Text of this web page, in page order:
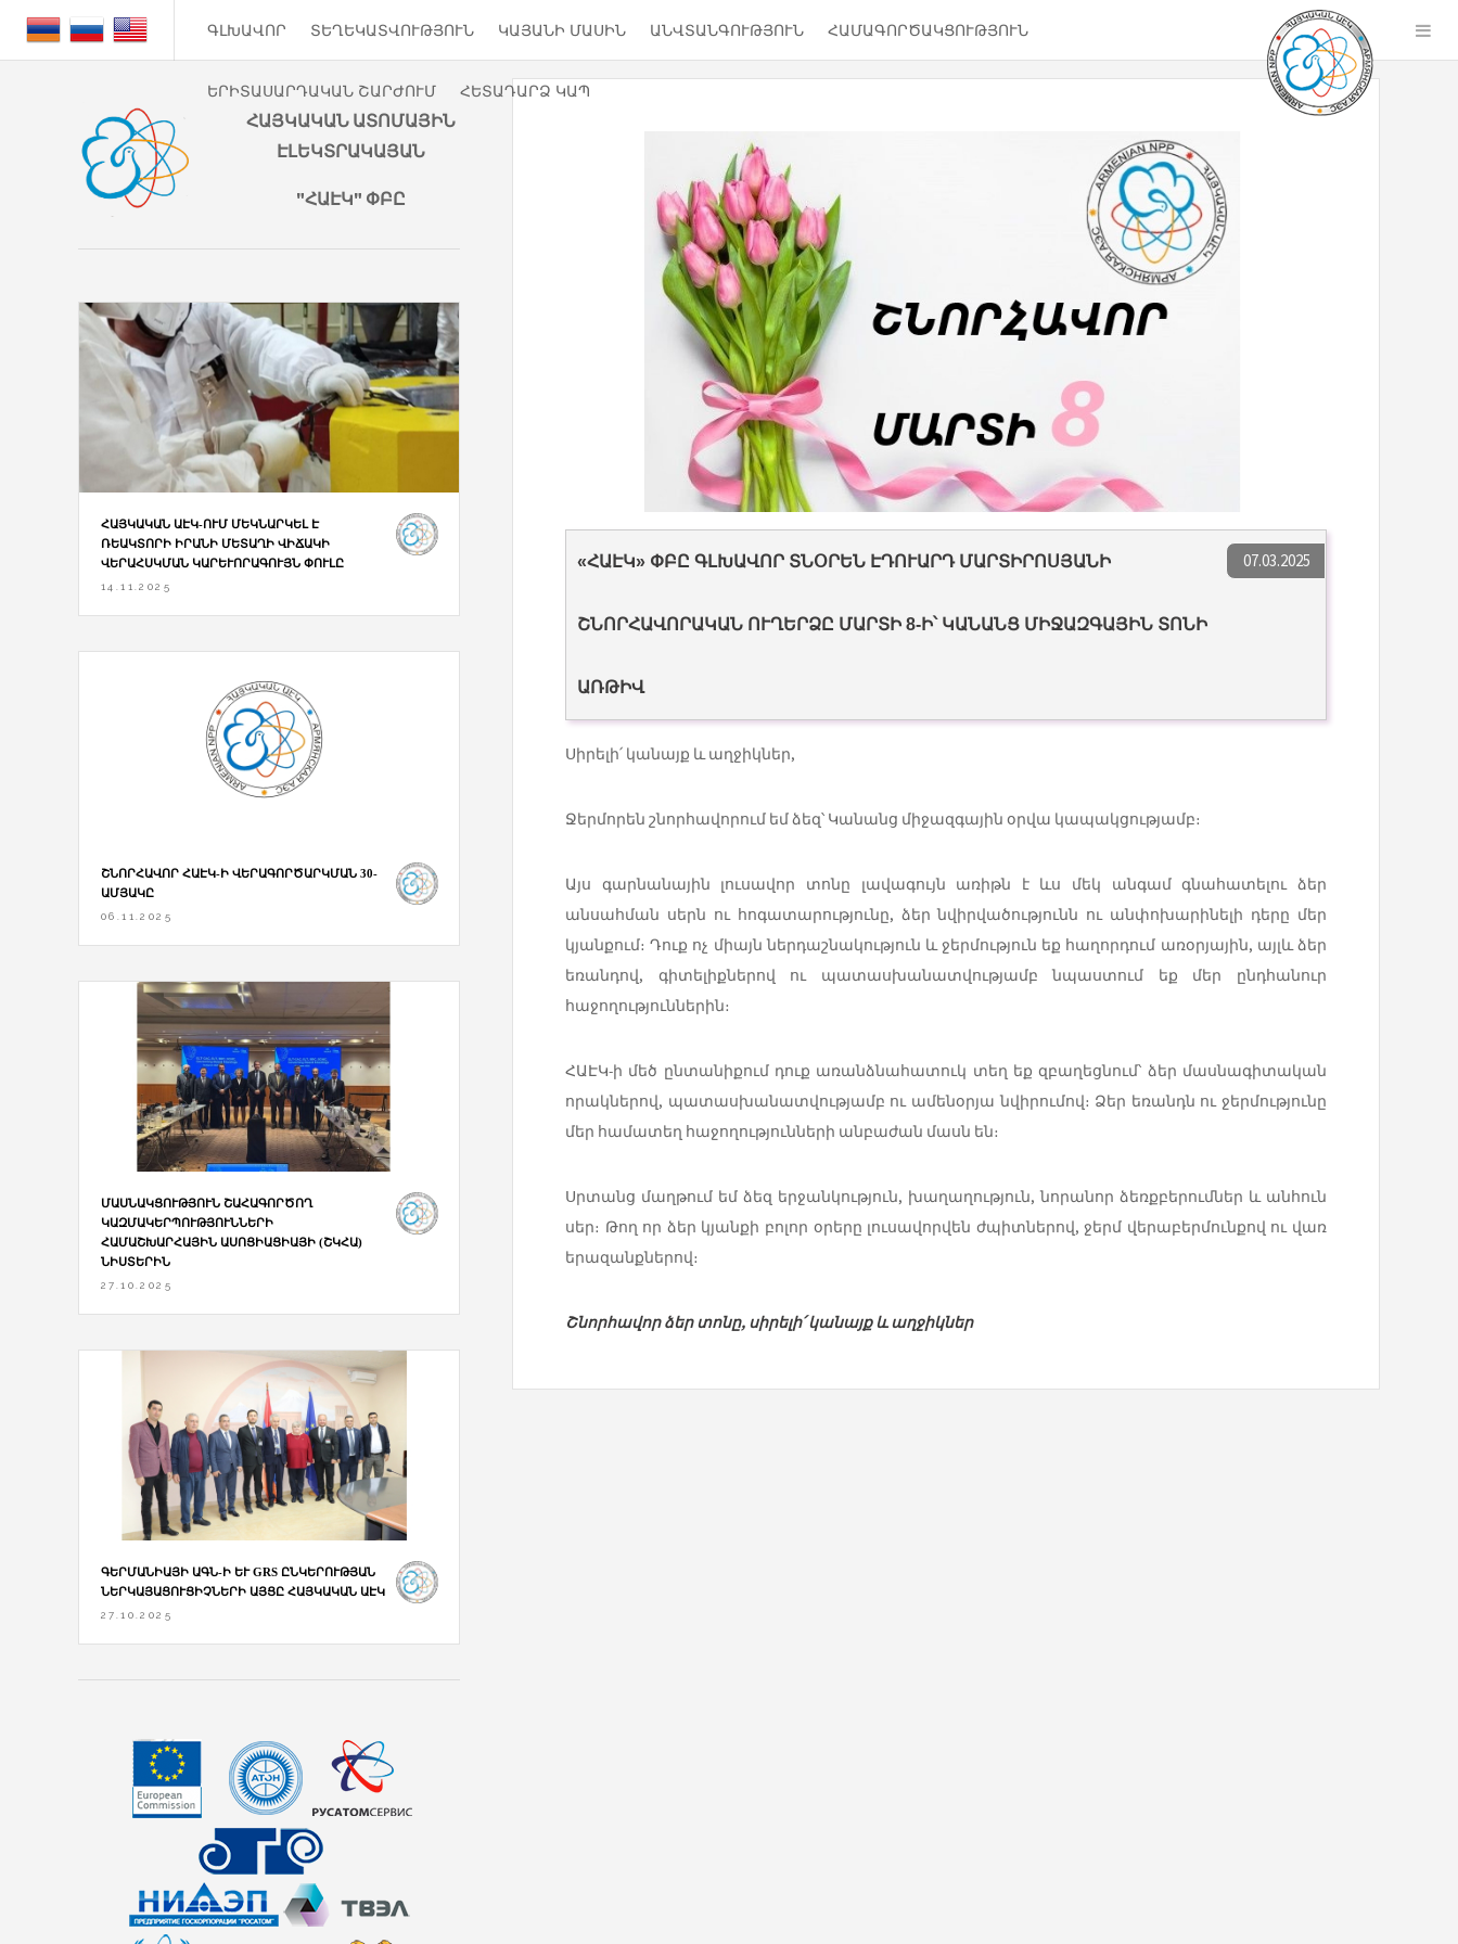
ԳԼԽԱՎՈՐ ՏԵՂԵԿԱՏՎՈՒԹՅՈՒՆ ԿԱՅԱՆԻ ՄԱՍԻՆ ԱՆՎՏԱՆԳՈՒԹՅՈՒՆ ՀԱՄԱԳՈՐԾԱԿՑՈՒԹՅՈՒՆ
ԵՐԻՏԱՍԱՐԴԱԿԱՆ ՇԱՐԺՈՒՄ ՀԵՏԱԴԱՐՁ ԿԱՊ
07.03.2025
«ՀԱԷԿ» ՓԲԸ ԳԼԽԱՎՈՐ ՏՆՕՐԵՆ ԷԴՈՒԱՐԴ ՄԱՐՏԻՐՈՍՅԱՆԻ
ՇՆՈՐՀԱՎՈՐԱԿԱՆ ՈՒՂԵՐՁԸ ՄԱՐՏԻ 8-Ի՝ ԿԱՆԱՆՑ ՄԻՋԱԶԳԱՅԻՆ ՏՈՆԻ
ԱՌԹԻՎ
Սիրելի՛ կանայք և աղջիկներ,
Ջերմորեն շնորհավորում եմ ձեզ՝ Կանանց միջազգային օրվա կապակցությամբ։
Այս գարնանային լուսավոր տոնը լավագույն առիթն է ևս մեկ անգամ գնահատելու ձեր
անսահման սերն ու հոգատարությունը, ձեր նվիրվածությունն ու անփոխարինելի դերը մեր
կյանքում։ Դուք ոչ միայն ներդաշնակություն և ջերմություն եք հաղորդում առօրյային, այլև ձեր
եռանդով, գիտելիքներով ու պատասխանատվությամբ նպաստում եք մեր ընդհանուր
հաջողություններին։
ՀԱԷԿ-ի մեծ ընտանիքում դուք առանձնահատուկ տեղ եք զբաղեցնում՝ ձեր մասնագիտական
որակներով, պատասխանատվությամբ ու ամենօրյա նվիրումով։ Ձեր եռանդն ու ջերմությունը
մեր համատեղ հաջողությունների անբաժան մասն են։
Սրտանց մաղթում եմ ձեզ երջանկություն, խաղաղություն, նորանոր ձեռքբերումներ և անհուն
սեր։ Թող որ ձեր կյանքի բոլոր օրերը լուսավորվեն ժպիտներով, ջերմ վերաբերմունքով ու վառ
երազանքներով։
Շնորհավոր ձեր տոնը, սիրելի՛կանայք և աղջիկներ
ՀԱՅԿԱԿԱՆ ԱՏՈՄԱՅԻՆ
ԷԼԵԿՏՐԱԿԱՅԱՆ
"ՀԱԷԿ" ՓԲԸ
ՀԱՅԿԱԿԱՆ ԱԷԿ-ՈՒՄ ՄԵԿՆԱՐԿԵԼ Է
ՌԵԱԿՏՈՐԻ ԻՐԱՆԻ ՄԵՏԱՂԻ ՎԻՃԱԿԻ
ՎԵՐԱՀՍԿՄԱՆ ԿԱՐԵՒՈՐԱԳՈՒՅՆ ՓՈՒԼԸ
14.11.2025
ՇՆՈՐՀԱՎՈՐ ՀԱԷԿ-Ի ՎԵՐԱԳՈՐԾԱՐԿՄԱՆ 30-
ԱՄՅԱԿԸ
06.11.2025
ՄԱՍՆԱԿՑՈՒԹՅՈՒՆ ՇԱՀԱԳՈՐԾՈՂ
ԿԱԶՄԱԿԵՐՊՈՒԹՅՈՒՆՆԵՐԻ
ՀԱՄԱՇԽԱՐՀԱՅԻՆ ԱՍՈՑԻԱՑԻԱՅԻ (ՇԿՀԱ)
ՆԻՍՏԵՐԻՆ
27.10.2025
ԳԵՐՄԱՆԻԱՅԻ ԱԳՆ-Ի ԵՒ GRS ԸՆԿԵՐՈՒԹՅԱՆ Ն
ԵՐԿԱՅԱՑՈՒՑԻՉՆԵՐԻ ԱՅՑԸ ՀԱՅԿԱԿԱՆ ԱԷԿ
27.10.2025